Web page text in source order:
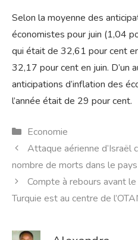
Selon la moyenne des
économistes pour juin (1,04
qui était de 32,61 pour cent
32,17 pour cent en juin. D’un
anticipations d’inflation des
l’année était de 29 pour cent.
Catégories
Economie
Attaque aérienne d’Israël
nombre de morts dans le
Compte à rebours avant
Turquie est au centre de